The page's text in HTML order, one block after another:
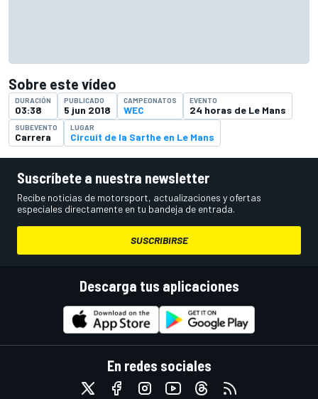
Sobre este vídeo
DURACIÓN
03:38
PUBLICADO
5 jun 2018
CAMPEONATOS
WEC
EVENTO
24 horas de Le Mans
SUBEVENTO
Carrera
LUGAR
Circuit de la Sarthe en Le Mans
Suscríbete a nuestra newsletter
Recibe noticias de motorsport, actualizaciones y ofertas
especiales directamente en tu bandeja de entrada.
SUSCRIBIRSE
Descarga tus aplicaciones
En redes sociales